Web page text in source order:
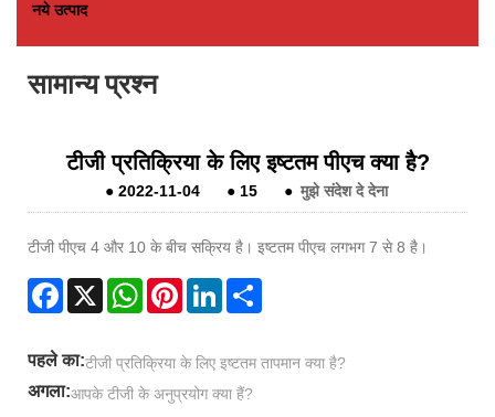
नये उत्पाद
सामान्य प्रश्न
टीजी प्रतिक्रिया के लिए इष्टतम पीएच क्या है?
● 2022-11-04 ● 15 ● मुझे संदेश दे देना
टीजी पीएच 4 और 10 के बीच सक्रिय है। इष्टतम पीएच लगभग 7 से 8 है।
Facebook
X WhatsAppPinterestLinkedIn
पहले का:टीजी प्रतिक्रिया के लिए इष्टतम तापमान क्या है?
अगला:आपके टीजी के अनुप्रयोग क्या हैं?